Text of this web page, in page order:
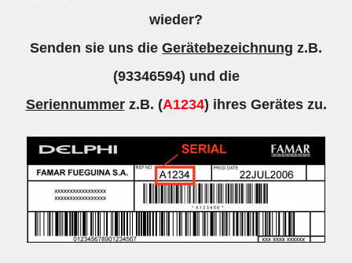
wieder?
Senden sie uns die Gerätebezeichnung z.B.
(93346594) und die
Seriennummerz.B. (A1234) ihres Gerätes zu.